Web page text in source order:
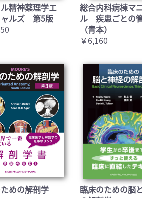
精神薬理学エ
ャルズ 第5版
総合内科病棟マ
ル 疾患ごとの
（青本）
￥6,160
めの解剖学
臨床のための脳